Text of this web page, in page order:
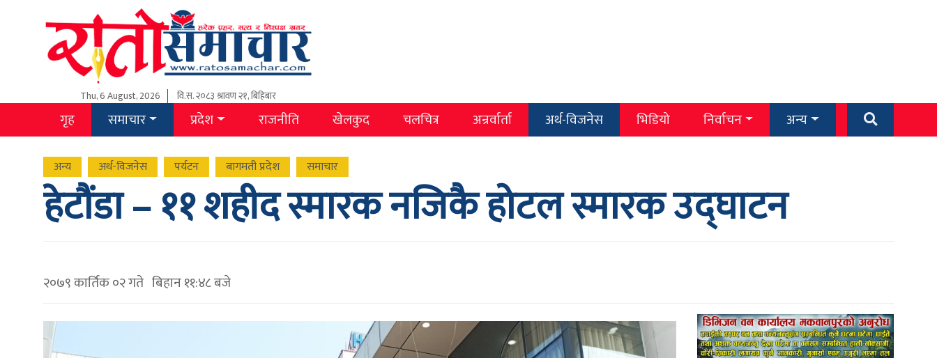
Thu, 6 August, 2026 वि.स.२०८३ श्रावण २१, बिहिबार
गृह समाचार प्रदेश राजनीति खेलकुद चलचित्र अन्रर्वार्ता अर्थ-विजनेस भिडियो निर्वाचन अन्य
अन्य अर्थ-विजनेस पर्यटन बागमती प्रदेश समाचार
हेटौंडा – ११ शहीद स्मारक नजिकै होटल स्मारक उद्घाटन
२०७९ कार्तिक ०२ गते बिहान ११:४८ बजे